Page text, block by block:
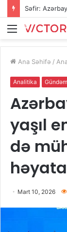
Menu
Ana Səhifə /
Analitika Gündəm
yaşıl
də
Mart 10, 2026